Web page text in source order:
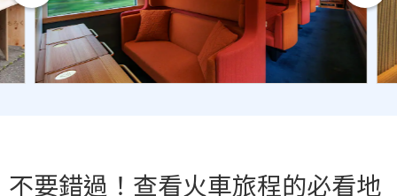
不要錯過！查看火車旅程的必看地